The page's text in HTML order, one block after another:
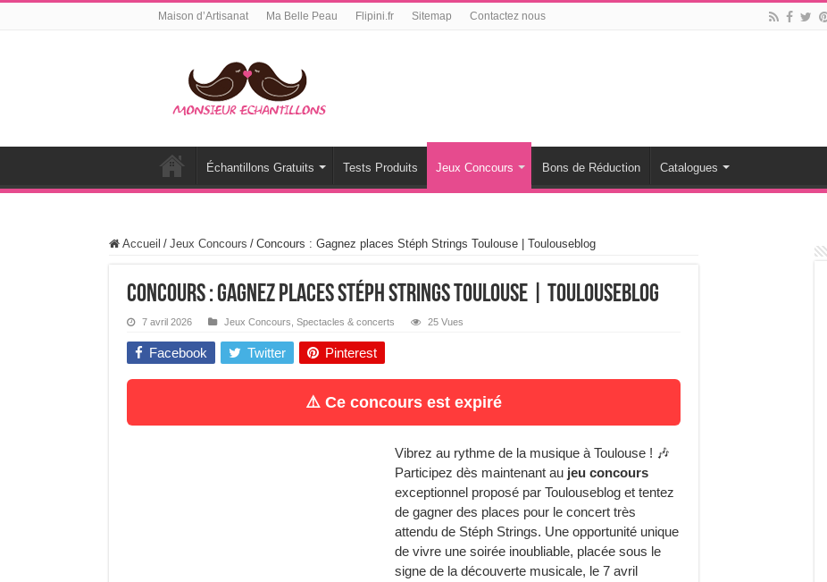
Maison d’Artisanat Ma Belle Peau Flipini.fr Sitemap Contactez nous
Échantillons Gratuits Tests Produits Jeux Concours Bons de Réduction Catalogues
Accueil / Jeux Concours / Concours : Gagnez places Stéph Strings Toulouse | Toulouseblog
Concours : Gagnez places Stéph Strings Toulouse | Toulouseblog
7 avril 2026 Jeux Concours Spectacles & concerts 25 Vues
Facebook Twitter Pinterest
⚠️ Ce concours est expiré
Vibrez au rythme de la musique à Toulouse ! 🎶
Participez dès maintenant au jeu concours
exceptionnel proposé par Toulouseblog et tentez
de gagner des places pour le concert très
attendu de Stéph Strings. Une opportunité unique
de vivre une soirée inoubliable, placée sous le
signe de la découverte musicale, le 7 avril